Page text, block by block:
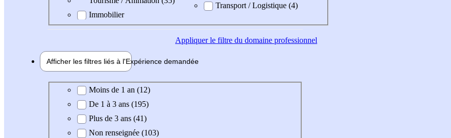
Immobilier
Transport / Logistique (4)
Appliquerle filtre du domaine professionnel
Afficher les filtres liés à l'Expérience demandée
Expérience demandée
Moins de 1 an (12)
De 1 à 3 ans (195)
Plus de 3 ans (41)
Non renseignée (103)